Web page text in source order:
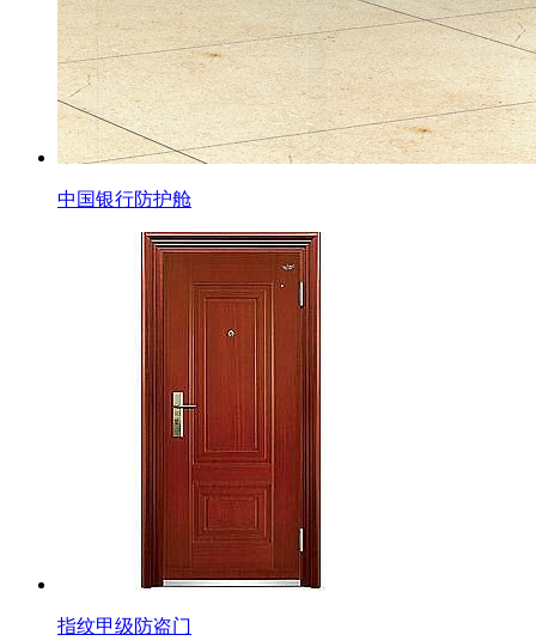
中国银行防护舱
指纹甲级防盗门